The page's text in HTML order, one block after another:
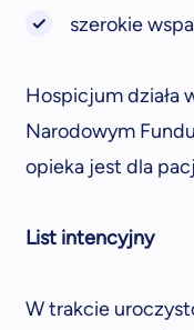
szerokie
Hospicjum działa
Narodowym
opieka jest dla
List intencyjny
W trakcie